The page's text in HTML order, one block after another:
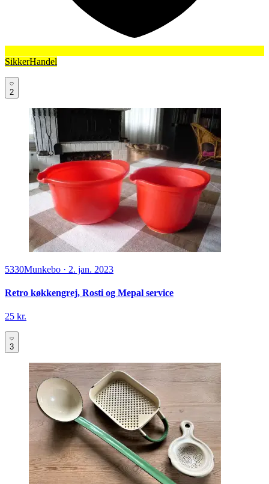
SikkerHandel
2
5330Munkebo · 2. jan. 2023
Retro køkkengrej, Rosti og Mepal service
25 kr.
3